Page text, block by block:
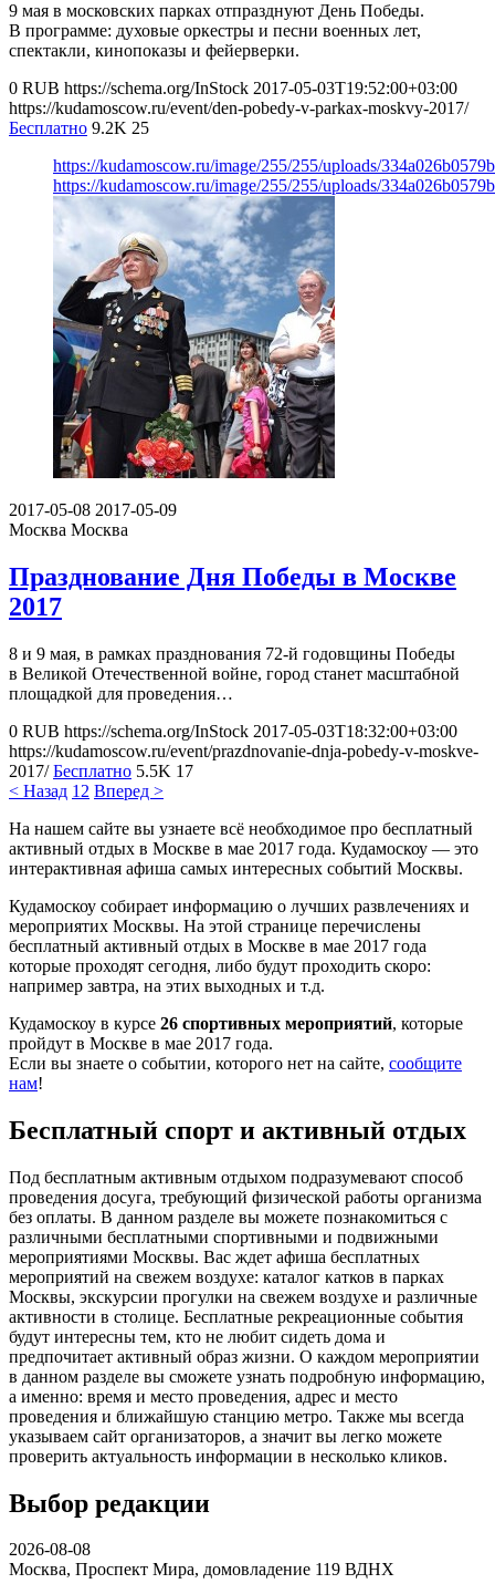
9 мая в московских парках отпразднуют День Победы.
В программе: духовые оркестры и песни военных лет,
спектакли, кинопоказы и фейерверки.
0 RUB https://schema.org/InStock 2017-05-03T19:52:00+03:00
https://kudamoscow.ru/event/den-pobedy-v-parkax-moskvy-2017/
Бесплатно 9.2K 25
https://kudamoscow.ru/image/255/255/uploads/
https://kudamoscow.ru/image/255/255/uploads/
2017-05-08 2017-05-09
Москва Москва
Празднование Дня Победы в Москве
2017
8 и 9 мая, в рамках празднования 72-й годовщины Победы
в Великой Отечественной войне, город станет масштабной
площадкой для проведения…
0 RUB https://schema.org/InStock 2017-05-03T18:32:00+03:00
https://kudamoscow.ru/event/prazdnovanie-dnja-pobedy-v-moskve-
2017/ Бесплатно 5.5K 17
< Назад 1 2 Вперед >
На нашем сайте вы узнаете всё необходимое про бесплатный
активный отдых в Москве в мае 2017 года. Кудамоскоу — это
интерактивная афиша самых интересных событий Москвы.
Кудамоскоу собирает информацию о лучших развлечениях и
мероприятих Москвы. На этой странице перечислены
бесплатный активный отдых в Москве в мае 2017 года
которые проходят сегодня, либо будут проходить скоро:
например завтра, на этих выходных и т.д.
Кудамоскоу в курсе 26 спортивных мероприятий, которые
пройдут в Москве в мае 2017 года.
Если вы знаете о событии, которого нет на сайте, сообщите
нам!
Бесплатный спорт и активный отдых
Под бесплатным активным отдыхом подразумевают способ
проведения досуга, требующий физической работы организма
без оплаты. В данном разделе вы можете познакомиться с
различными бесплатными спортивными и подвижными
мероприятиями Москвы. Вас ждет афиша бесплатных
мероприятий на свежем воздухе: каталог катков в парках
Москвы, экскурсии прогулки на свежем воздухе и различные
активности в столице. Бесплатные рекреационные события
будут интересны тем, кто не любит сидеть дома и
предпочитает активный образ жизни. О каждом мероприятии
в данном разделе вы сможете узнать подробную информацию,
а именно: время и место проведения, адрес и место
проведения и ближайшую станцию метро. Также мы всегда
указываем сайт организаторов, а значит вы легко можете
проверить актуальность информации в несколько кликов.
Выбор редакции
2026-08-08
Москва, Проспект Мира, домовладение 119 ВДНХ